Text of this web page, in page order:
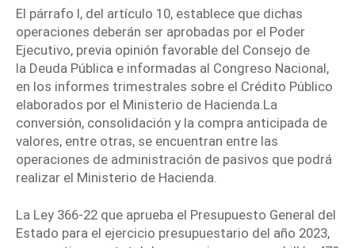
El párrafo I, del artículo 10, establece que dichas
operaciones deberán ser aprobadas por el Poder
Ejecutivo, previa opinión favorable del Consejo de
la Deuda Pública e informadas al Congreso Nacional,
en los informes trimestrales sobre el Crédito Público
elaborados por el Ministerio de Hacienda.La
conversión, consolidación y la compra anticipada de
valores, entre otras, se encuentran entre las
operaciones de administración de pasivos que podrá
realizar el Ministerio de Hacienda.
La Ley 366-22 que aprueba el Presupuesto General del
Estado para el ejercicio presupuestario del año 2023,